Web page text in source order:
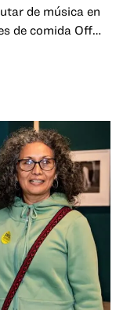
de música en
de comida Off